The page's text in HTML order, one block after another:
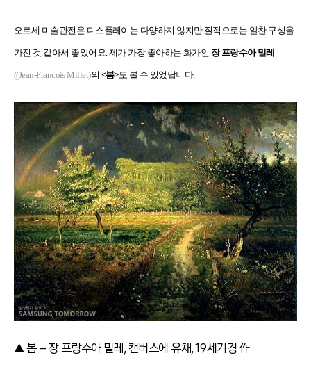
오르세 미술관전은 디스플레이는 다양하지 않지만 질적으로는 알찬 구성을
가진 것 같아서 좋았어요. 제가 가장 좋아하는 화가인 장 프랑수아 밀레
((Jean-Francois Millet)의 <봄>도 볼 수 있었답니다.
▲ 봄 – 장 프랑수아 밀레, 캔버스에 유채, 19세기경 作